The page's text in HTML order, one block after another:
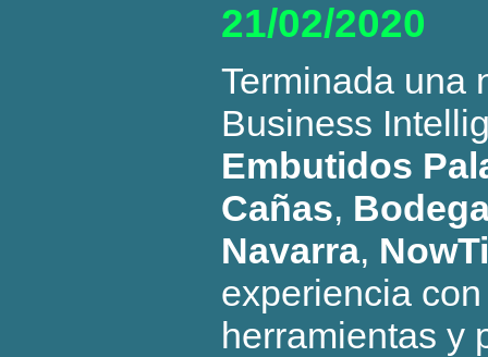
21/02/2020
Terminada una
Business
Embutidos
Cañas,
Navarra,
experiencia
herramientas y